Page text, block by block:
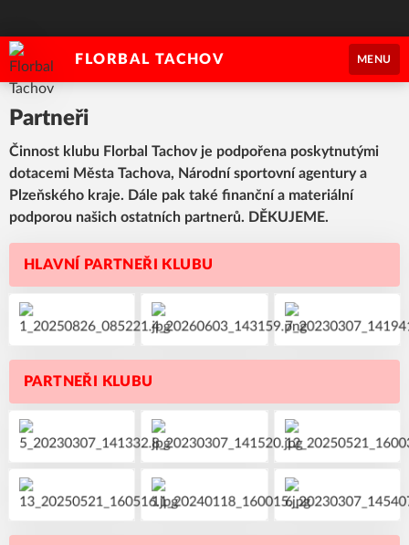
FLORBAL TACHOV MENU
Partneři
Činnost klubu Florbal Tachov je podpořena poskytnutými
dotacemi Města Tachova, Národní sportovní agentury a
Plzeňského kraje. Dále pak také finanční a materiální
podporou našich ostatních partnerů. DĚKUJEME.
HLAVNÍ PARTNEŘI KLUBU
PARTNEŘI KLUBU